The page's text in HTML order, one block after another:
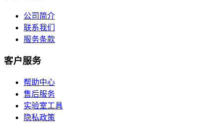
公司简介
联系我们
服务条款
客户服务
帮助中心
售后服务
实验室工具
隐私政策